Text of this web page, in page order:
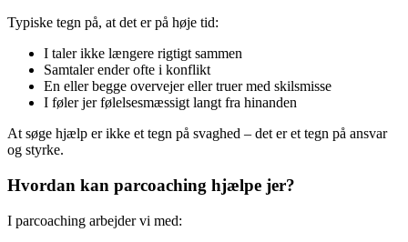
Typiske tegn på, at det er på høje tid:
I taler ikke længere rigtigt sammen
Samtaler ender ofte i konflikt
En eller begge overvejer eller truer med skilsmisse
I føler jer følelsesmæssigt langt fra hinanden
At søge hjælp er ikke et tegn på svaghed – det er et tegn på ansvar
og styrke.
Hvordan kan parcoaching hjælpe jer?
I parcoaching arbejder vi med: